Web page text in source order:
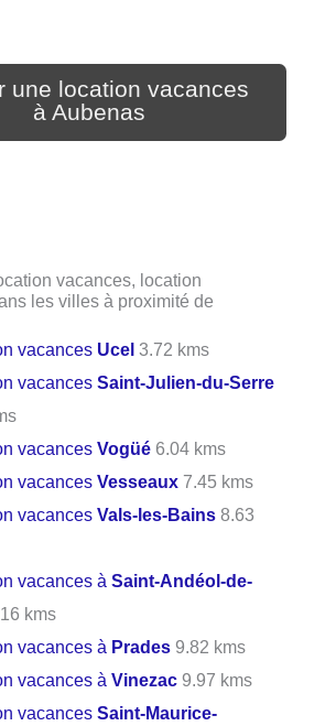
une location vacances
à Aubenas
vacances, location
les villes à proximité de
vacances Ucel 3.72 kms
vacancesSaint-Julien-du-Serre
vacancesVogüé 6.04 kms
vacancesVesseaux 7.45 kms
vacancesVals-les-Bains 8.63
vacances àSaint-Andéol-de-
kms
vacances à Prades 9.82 kms
vacances àVinezac 9.97 kms
vacancesSaint-Maurice-